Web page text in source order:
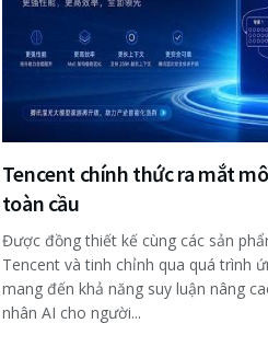
Tencent chính thức ra mắt
toàn cầu
Được đồng thiết kế cùng các sản
Tencent và tinh chỉnh qua quá trình
mang đến khả năng suy luận nâng
nhân AI cho người...